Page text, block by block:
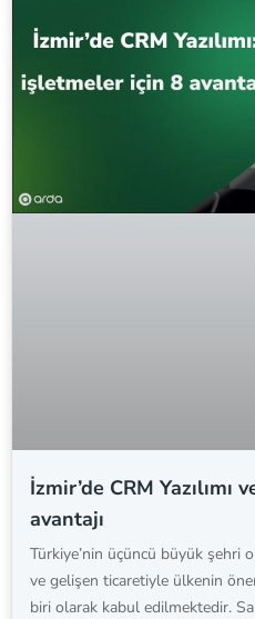
İzmir’de CRM
avantajı
Türkiye’nin üçüncü büyük şehri
ve gelişen ticaretiyle ülkenin
biri olarak kabul edilmektedir.